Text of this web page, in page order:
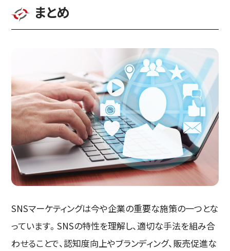
まとめ
SNSマーケティングは今や企業の重要な施策の一つとな
っています。SNSの特性を理解し、適切な手法を組み合
わせることで、認知度向上やブランディング、販売促進な